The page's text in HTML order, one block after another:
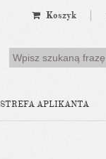
Koszyk
STREFA APLIKANTA